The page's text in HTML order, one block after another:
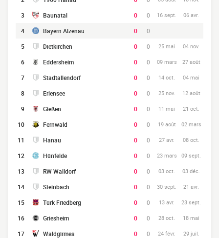
3 Baunatal 0 0 16 sept. 06 avr.
4 Bayern Alzenau 0
0
5
Dietkirchen 0 0 25 mai 04 nov.
6 Eddersheim 0 0 09 mars 27 août
7 Stadtallendorf 0 0 14 oct. 04 mai
8 Erlensee 0 0 25 nov. 12 août
9 Gießen 0 0 11 mai 21 oct.
10 Fernwald 0 0 19 août 02 mars
11 Hanau 0 0 27 avr. 08 oct.
12 Hünfelde 0 0 23 mars 09 sept.
13 RW Walldorf 0 0 03 oct. 03 déc.
14 Steinbach 0 0 30 sept. 21 avr.
15 Türk Friedberg 0 0 13 avr. 23 sept.
16 Griesheim 0 0 28 oct. 18 mai
17 Waldgirmes 0 0 24 févr. 29 juil.